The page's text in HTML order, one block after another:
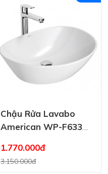
Chậu Rửa Lavabo
American WP-F633
1.770.000đ
3.150.000đ